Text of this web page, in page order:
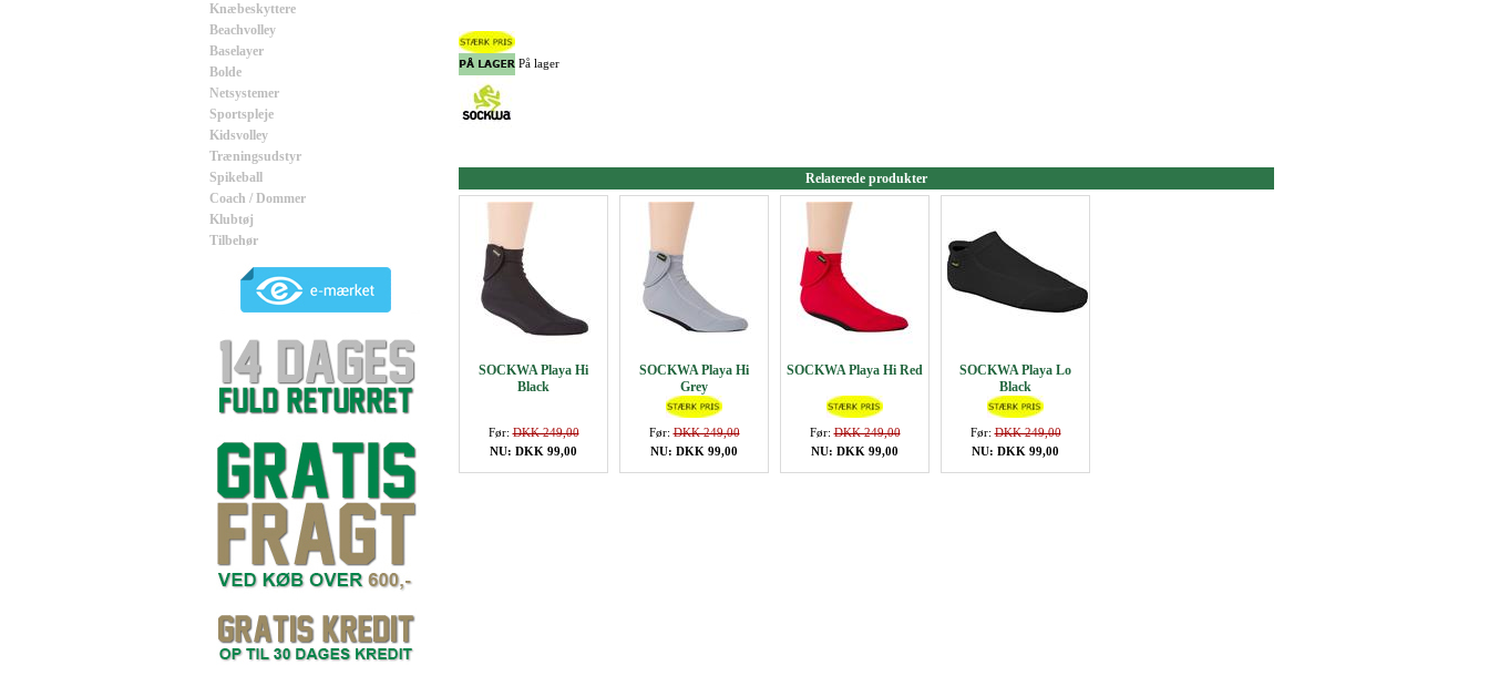
Knæbeskyttere
Beachvolley
Baselayer
Bolde
Netsystemer
Sportspleje
Kidsvolley
Træningsudstyr
Spikeball
Coach / Dommer
Klubtøj
Tilbehør
På lager
Relaterede produkter
SOCKWA Playa Hi
Black
Før:DKK 249,00
NU: DKK 99,00
SOCKWA Playa Hi
Grey
Før:DKK 249,00
NU: DKK 99,00
SOCKWA Playa Hi Red
Før:DKK 249,00
NU: DKK 99,00
SOCKWA Playa Lo
Black
Før:DKK 249,00
NU: DKK 99,00